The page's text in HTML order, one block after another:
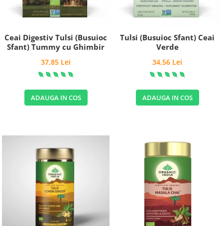
Ceai Digestiv Tulsi (Busuioc
Sfant) Tummy cu Ghimbir
37,85 Lei
ADAUGA IN COS
Tulsi (Busuioc Sfant) Ceai
Verde
34,56 Lei
ADAUGA IN COS